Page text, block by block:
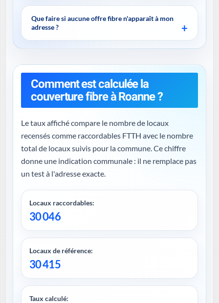
Que faire si aucune offre fibre n'apparaît à mon
adresse ?
Comment est calculée la
couverture fibre à Roanne ?
Le taux affiché compare le nombre de locaux
recensés comme raccordables FTTH avec le nombre
total de locaux suivis pour la commune. Ce chiffre
donne une indication communale : il ne remplace pas
un test à l'adresse exacte.
Locaux raccordables:
30 046
Locaux de référence:
30 415
Taux calculé: